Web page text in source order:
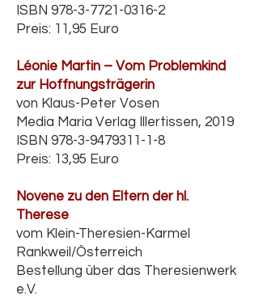
ISBN 978-3-7721-0316-2
Preis: 11,95 Euro
Léonie Martin – Vom Problemkind
zur Hoffnungsträgerin
von Klaus-Peter Vosen
Media Maria Verlag Illertissen, 2019
ISBN 978-3-9479311-1-8
Preis: 13,95 Euro
Novene zu den Eltern der hl.
Therese
vom Klein-Theresien-Karmel
Rankweil/Österreich
Bestellung über das Theresienwerk
e.V.